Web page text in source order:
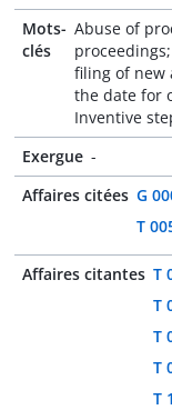
Mots-
clés
Abuse of
filing of new
the date for
Inventive
Exergue -
Affaires citées G
T
Affaires citantes T
T
T
T
T